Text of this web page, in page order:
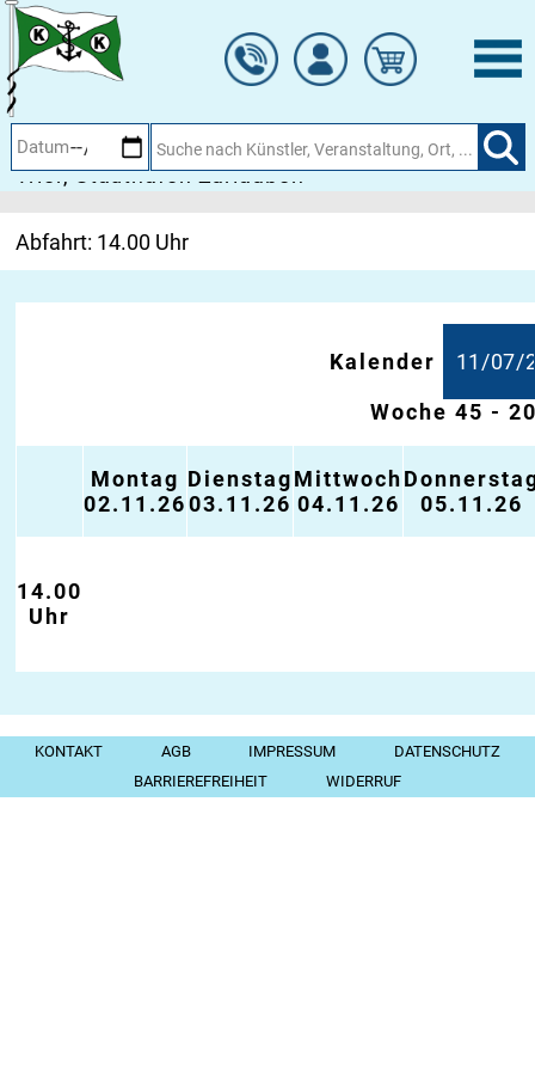
Hauptinhalt
springen
TICKETBESTELLUNG
WINTERLICHE MOSELRUNDFAHRT TRIER
GROSSE WINTERLICHE PANORAMARUNDFAHRT
Trier, Stadthafen Zurlauben
Abfahrt: 14.00 Uhr
Kalender
Woche 45 -
Montag
02.11.26
Dienstag
03.11.26
Mittwoch
04.11.26
05.11.26
14.00
Uhr
KONTAKT AGB IMPRESSUM
DATENSCHUTZ
BARRIEREFREIHEIT
WIDERRUF